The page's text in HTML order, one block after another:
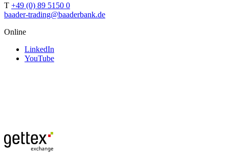
T +49 (0) 89 5150 0
baader-trading@baaderbank.de
Online
LinkedIn
YouTube